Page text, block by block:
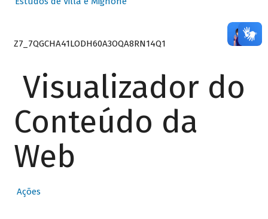
Z7_7QGCHA41LODH60A3OQA8RN14Q1
Visualizador do
Conteúdo da
Web
Ações